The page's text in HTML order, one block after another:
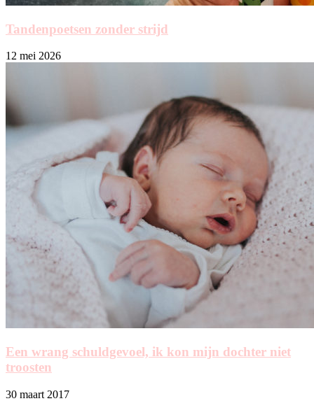
Tandenpoetsen zonder strijd
12 mei 2026
Een wrang schuldgevoel, ik kon mijn dochter niet
troosten
30 maart 2017